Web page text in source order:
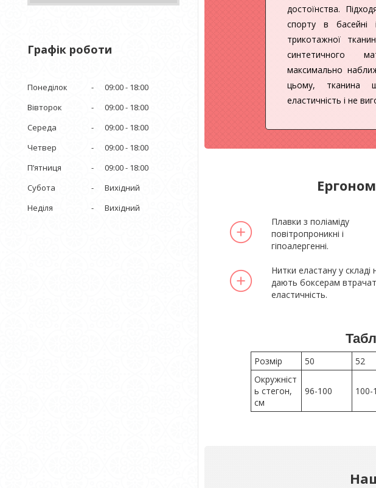
Графік роботи
Понеділок 09:00
18:00
Вівторок
09:00
18:00
Середа
09:00
18:00
Четвер
09:00
18:00
Пʼятниця
09:00
18:00
Субота
Вихідний
Неділя
Вихідний
достоїнства.
спорту в басейні
трикотажної
синтетичного
максимально
цьому, тканина
еластичність і не
Плавки з поліаміду
повітропроникні і
гіпоалергенні.
Нитки еластану у складі
дають боксерам
еластичність.
Розмір 50 52
Окружніст
ь стегон,
см
96-100 100-